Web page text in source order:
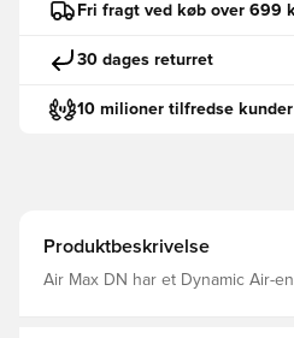
Fri fragt ved køb over 699
30 dages returret
10 milioner tilfredse
Produktbeskrivelse
Air Max DN har et Dynamic Air-